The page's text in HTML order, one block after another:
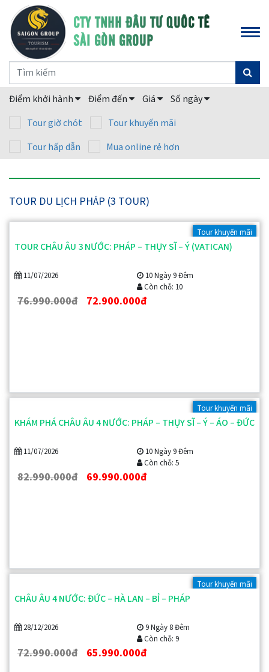
CTY TNHH ĐẦU TƯ QUỐC TẾ
SÀI GÒN GROUP
Điểm khởi hành Điểm đến Giá
Số ngày
Tour giờ chót
Tour khuyến mãi
Tour hấp dẫn
Mua online rẻ hơn
TOUR DU LỊCH PHÁP (3 TOUR)
Tour khuyến mãi
TOUR CHÂU ÂU 3 NƯỚC: PHÁP – THỤY SĨ – Ý (VATICAN)
11/07/2026
10 Ngày 9 Đêm
Còn chỗ: 10
76.990.000đ 72.900.000đ
Tour khuyến mãi
KHÁM PHÁ CHÂU ÂU 4 NƯỚC: PHÁP – THỤY SĨ – Ý – ÁO – ĐỨC
11/07/2026
10 Ngày 9 Đêm
Còn chỗ: 5
82.990.000đ 69.990.000đ
Tour khuyến mãi
CHÂU ÂU 4 NƯỚC: ĐỨC – HÀ LAN – BỈ – PHÁP
28/12/2026
9 Ngày 8 Đêm
Còn chỗ: 9
72.990.000đ 65.990.000đ